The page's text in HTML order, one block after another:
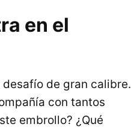
en el
de gran calibre.
con tantos
embrollo? ¿Qué